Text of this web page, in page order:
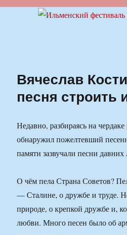
Ильменский
Вячеслав
песня строить
Недавно, разбираясь на
обнаружил пожелтевший
памяти зазвучали песни давних
О чём пела Страна Советов?
— Сталине, о дружбе и труде.
природе, о крепкой дружбе и,
любви. Много песен было об